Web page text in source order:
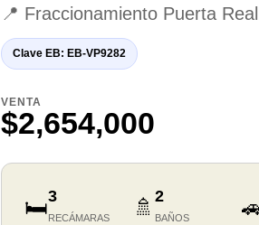
📍 Fraccionamiento Puerta
Clave EB: EB-VP9282
VENTA
$2,654,000
🛏️3
RECÁMARAS 🚿2
BAÑOS